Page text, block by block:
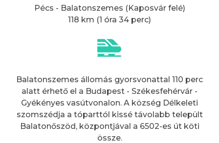
Pécs - Balatonszemes (Kaposvár felé)
118 km (1 óra 34 perc)
Balatonszemes állomás gyorsvonattal 110 perc
alatt érhető el a Budapest - Székesfehérvár -
Gyékényes vasútvonalon. A község Délkeleti
szomszédja a tóparttól kissé távolabb települt
Balatonőszöd, központjával a 6502-es út köti
össze.